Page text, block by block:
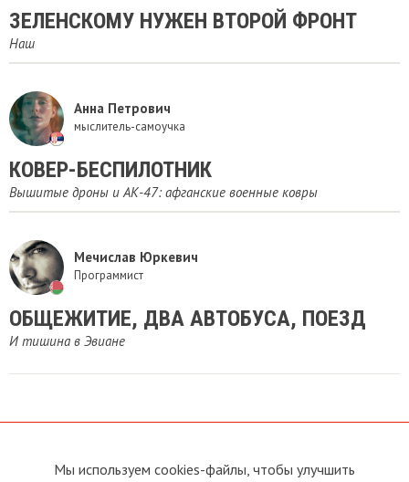
ЗЕЛЕНСКОМУ НУЖЕН ВТОРОЙ ФРОНТ
Наш
Анна Петрович
мыслитель-самоучка
КОВЕР-БЕСПИЛОТНИК
​Вышитые дроны и АК-47: афганские военные ковры
Мечислав Юркевич
Программист
ОБЩЕЖИТИЕ, ДВА АВТОБУСА, ПОЕЗД
И тишина в Эвиане
О сайте
Прямая связь с
Мы используем cookies-файлы, чтобы улучшить